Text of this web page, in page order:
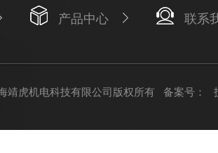
产品中心 联系
靖虎机电科技有限公司版权所有 备案号：